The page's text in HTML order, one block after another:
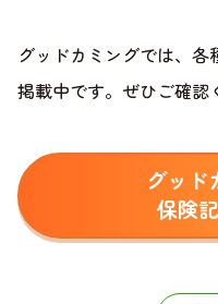
グッドカミングでは、
掲載中です。ぜひご確認
グッド
保険